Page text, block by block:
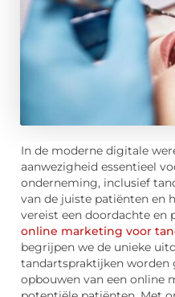
In de moderne digitale
aanwezigheid essentieel
onderneming, inclusief
van de juiste patiënten en
vereist een doordachte en
online marketing voor
begrijpen we de unieke
tandartspraktijken worden
opbouwen van een online